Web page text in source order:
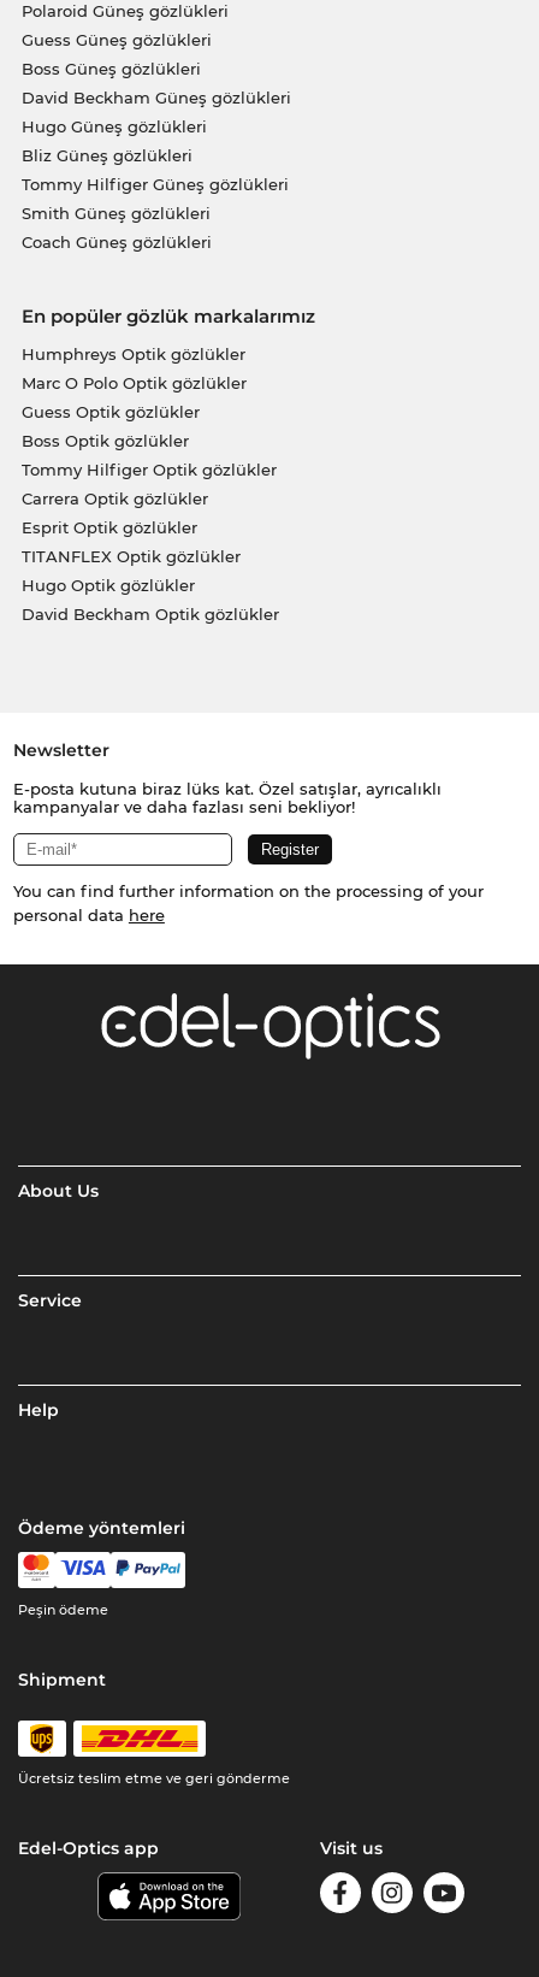
Polaroid Güneş gözlükleri
Guess Güneş gözlükleri
Boss Güneş gözlükleri
David Beckham Güneş gözlükleri
Hugo Güneş gözlükleri
Bliz Güneş gözlükleri
Tommy Hilfiger Güneş gözlükleri
Smith Güneş gözlükleri
Coach Güneş gözlükleri
En popüler gözlük markalarımız
Humphreys Optik gözlükler
Marc O Polo Optik gözlükler
Guess Optik gözlükler
Boss Optik gözlükler
Tommy Hilfiger Optik gözlükler
Carrera Optik gözlükler
Esprit Optik gözlükler
TITANFLEX Optik gözlükler
Hugo Optik gözlükler
David Beckham Optik gözlükler
Newsletter
E-posta kutuna biraz lüks kat. Özel satışlar, ayrıcalıklı
kampanyalar ve daha fazlası seni bekliyor!
You can find further information on the processing of your
personal data here
About Us
Service
Help
Ödeme yöntemleri
Peşin ödeme
Shipment
Ücretsiz teslim etme ve geri gönderme
Edel-Optics app Visit us